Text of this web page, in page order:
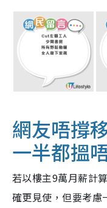
網友唔撐
一半都搵
若以樓主9萬月薪計
確更見使，但要考慮